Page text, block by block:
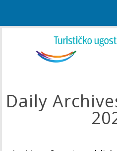
Daily